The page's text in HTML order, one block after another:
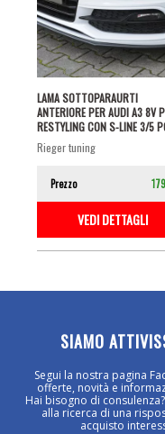
LAMA SOTTOPARAURTI
ANTERIORE PER AUDI A3 8V
RESTYLING CON S-LINE 3/5
NERO...
rieger tuning
Prezzo
VEDI DETTAGLI
SIAMO
Segui la nostra pagina
offerte, novità e
Hai bisogno di
alla ricerca di una
acquisto